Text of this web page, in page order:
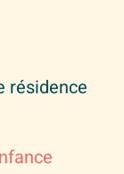
résidence